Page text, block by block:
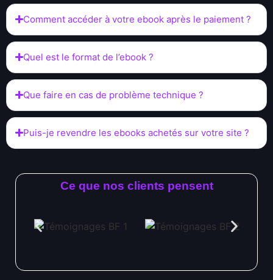
Comment accéder à votre ebook après le paiement ?
Quel est le format de l’ebook ?
Que faire en cas de problème technique ?
Puis-je revendre les ebooks achetés sur votre site ?
Ce que nos clients pensent